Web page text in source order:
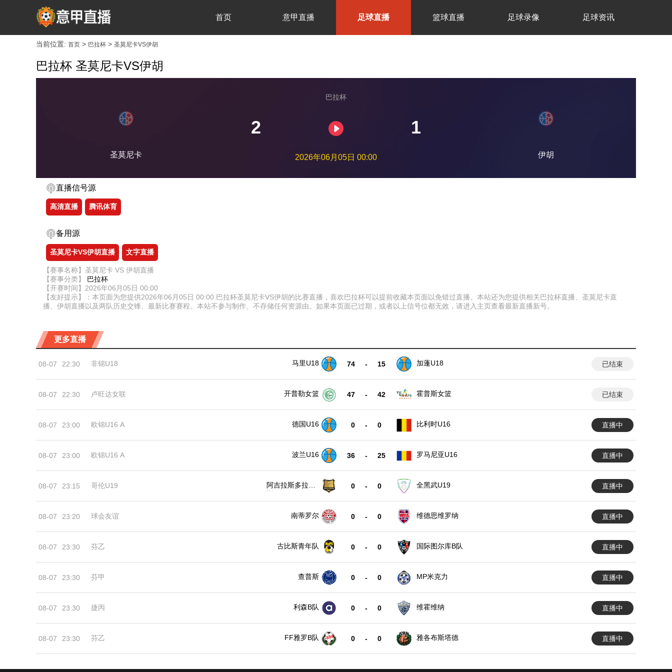
首页 意甲直播 足球直播 篮球直播 足球录像 足球资讯
当前位置: 首页 > 巴拉杯 > 圣莫尼卡VS伊胡
巴拉杯 圣莫尼卡VS伊胡
圣莫尼卡
巴拉杯
2 1
2026年06月05日 00:00 伊胡
直播信号源
高清直播 腾讯体育
备用源
圣莫尼卡VS伊胡直播 文字直播
【赛事名称】圣莫尼卡 VS 伊胡直播
【赛事分类】 巴拉杯
【开赛时间】2026年06月05日 00:00
【友好提示】：本页面为您提供2026年06月05日 00:00 巴拉杯圣莫尼卡VS伊胡的比赛直播，喜欢巴拉杯可以提前收藏本页面以免错过直播。本站还为您提供相关巴拉杯直播、圣莫尼卡直
播、伊胡直播以及两队历史交锋、最新比赛赛程。本站不参与制作、不存储任何资源由。如果本页面已过期，或者以上信号位都无效，请进入主页查看最新直播新号。
更多直播
08-07 22:30 非锦U18 马里U18 74 - 15 加蓬U18 已结束
08-07 22:30 卢旺达女联 开普勒女篮 47 - 42 霍普斯女篮 已结束
08-07 23:00 欧锦U16 A 德国U16 0 - 0 比利时U16 直播中
08-07 23:00 欧锦U16 A 波兰U16 36 - 25 罗马尼亚U16 直播中
08-07 23:15 哥伦U19
阿吉拉斯多拉达
0 - 0 全黑武U19 直播中
08-07 23:20 球会友谊 南蒂罗尔 0 - 0 维德思维罗纳 直播中
08-07 23:30 芬乙 古比斯青年队 0 - 0 国际图尔库B队 直播中
08-07 23:30 芬甲 查普斯 0 - 0 MP米克力 直播中
08-07 23:30 捷丙 利森B队 0 - 0 维霍维纳 直播中
08-07 23:30 芬乙 FF雅罗B队 0 - 0 雅各布斯塔德 直播中